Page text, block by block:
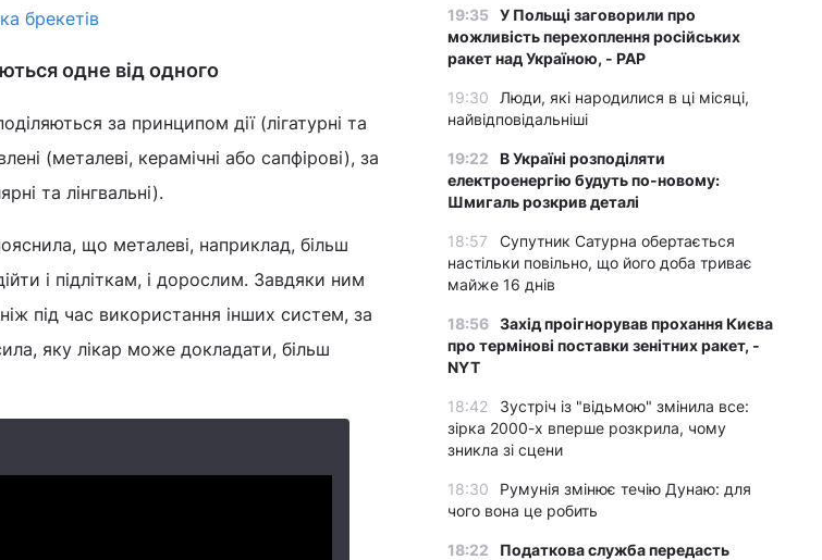
брекетів
одне від одного
за принципом дії (лігатурні та
(металеві, керамічні або сапфірові), за
та лінгвальні).
що металеві, наприклад, більш
і підліткам, і дорослим. Завдяки ним
під час використання інших систем, за
яку лікар може докладати, більш
19:35 У Польщі заговорили про
можливість перехоплення російських
ракет над Україною, - PAP
19:30
Люди, які народилися в ці місяці,
найвідповідальніші
19:22
В Україні розподіляти
електроенергію будуть по-новому:
Шмигаль розкрив деталі
18:57
Супутник Сатурна обертається
настільки повільно, що його доба триває
майже 16 днів
18:56 Захід проігнорував прохання Києва
про термінові поставки зенітних ракет, -
NYT
18:42
Зустріч із "відьмою" змінила все:
зірка 2000-х вперше розкрила, чому
зникла зі сцени
18:30
Румунія змінює течію Дунаю: для
чого вона це робить
18:22
Податкова служба передасть